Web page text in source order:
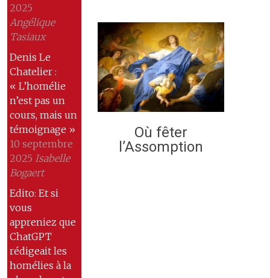
2025
Angélique
Tasiaux
Denis Le
Chatelier :
« L’homélie
n’est pas un
cours, mais un
témoignage »
10 septembre
2025 Isabelle
Bogaert
Edito: Et si
vous
appreniez que
ChatGPT
rédigeait les
homélies à la
Où fêter
l’Assomption